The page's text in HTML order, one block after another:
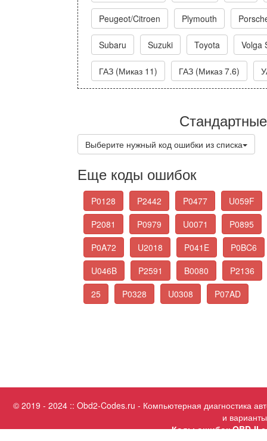
Peugeot/Citroen Plymouth
Subaru Suzuki Toyota Volga
ГАЗ (Миказ 11) ГАЗ (Миказ 7.6)
Выберите нужный код ошибки из списка
Еще коды ошибок
P0128 P2442 P0477
U059F
P2081
P0979 U0071
P0895
P0A72
U2018 P041E
P0BC6
U046B
P2591 B0080
P2136
25
P0328 U0308 P07AD
© 2019 - 2024 :: Obd2-Codes.ru - Компьютерная диагностика
и
Коды ошибок OBD-II